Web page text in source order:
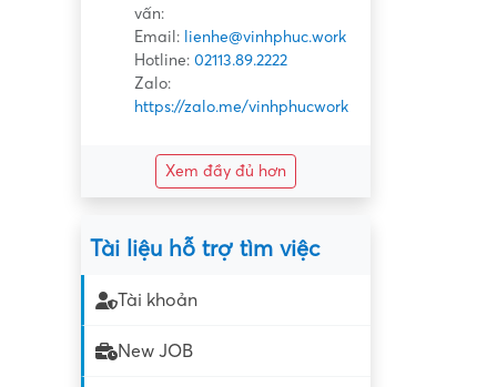
vấn:
Email: lienhe@vinhphuc.work
Hotline: 02113.89.2222
Zalo:
https://zalo.me/vinhphucwork
Xem đầy đủ hơn
Tài liệu hỗ trợ tìm việc
Tài khoản
New JOB